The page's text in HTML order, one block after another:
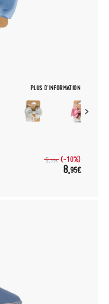
PLUS D'INFORMATION
9,95€ (-10%)
8,95€